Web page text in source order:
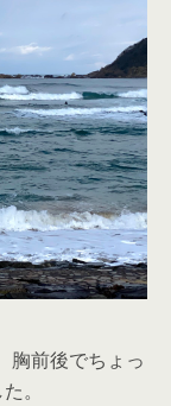
前後でちょっ
。